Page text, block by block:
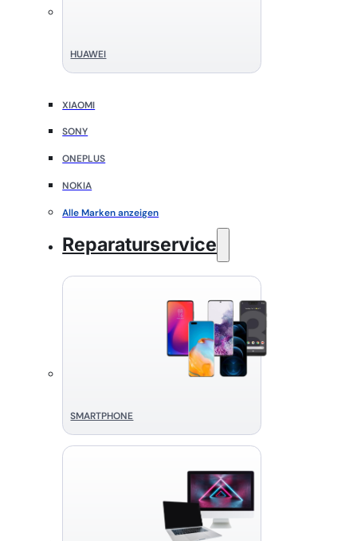
HUAWEI
XIAOMI
SONY
ONEPLUS
NOKIA
Alle Marken anzeigen
Reparaturservice
SMART­PHONE